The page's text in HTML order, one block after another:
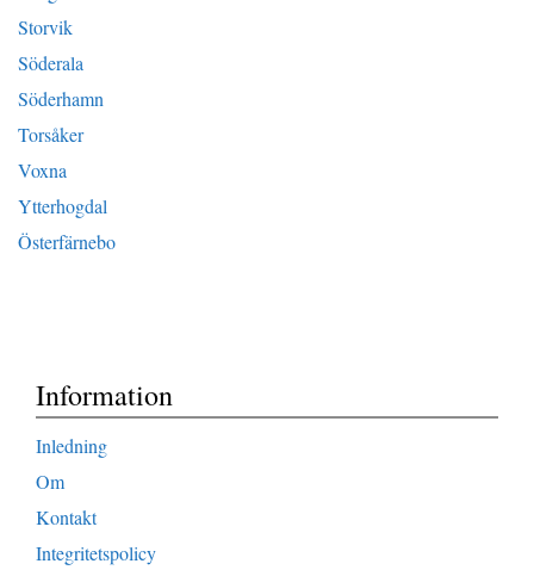
Storvik
Söderala
Söderhamn
Torsåker
Voxna
Ytterhogdal
Österfärnebo
Information
Inledning
Om
Kontakt
Integritetspolicy